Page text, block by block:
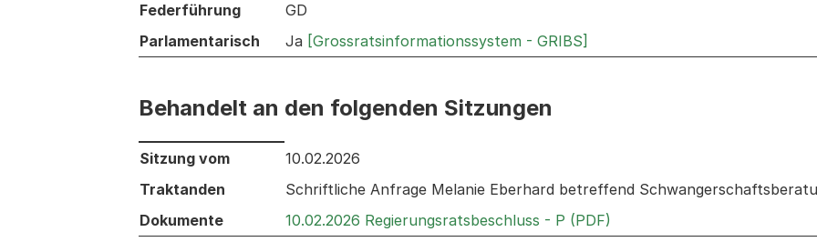
Federführung
GD
Parlamentarisch
Ja [Grossratsinformationssystem - GRIBS]
Behandelt an den folgenden Sitzungen
Behandelt an den folgenden Sitzungen: Informationen zu den Sitzungen zum Geschäft
Sitzung vom
10.02.2026
Traktanden
Schriftliche Anfrage Melanie Eberhard betreffend
Dokumente
10.02.2026 Regierungsratsbeschluss - P (PDF)